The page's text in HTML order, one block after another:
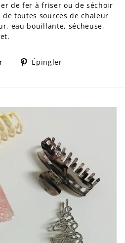
de fer à friser ou de séchoir
toutes sources de chaleur
eau bouillante, sécheuse,
PartagerÉpingler